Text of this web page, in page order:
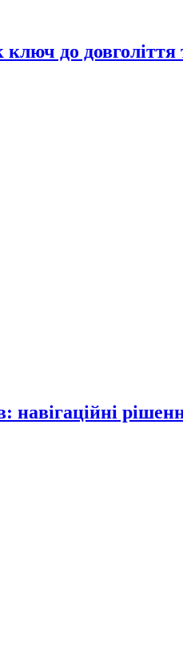
до довголіття
навігаційні